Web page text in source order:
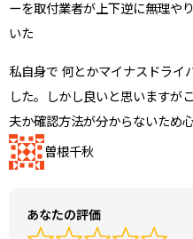
ーを取付業者が上下逆に無理や
いた
私自身で 何とかマイナスドライ
した。しかし良いと思いますが
夫か確認方法が分からないため
曽根千秋
あなたの評価